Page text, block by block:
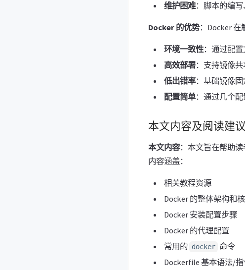
维护困难：脚本的编
Docker 的优势：Docker 在
环境一致性：通过配
高效部署：支持镜像
低出错率：基础镜像
配置简单：通过几个
本文内容及阅读建议
本文内容：本文旨在帮助读
内容涵盖：
相关教程资源
Docker 的整体架构和
Docker 安装配置步骤
Docker 的代理配置
常用的 docker 命令
Dockerfile 基本语法/